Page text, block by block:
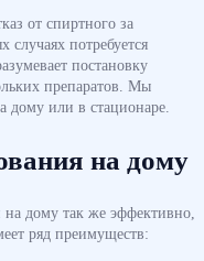
от спиртного за
случаях потребуется
постановку
препаратов. Мы
дому или в стационаре.
на дому
на дому так же эффективно,
ряд преимуществ: